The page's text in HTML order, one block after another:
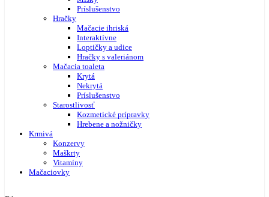
Príslušenstvo
Hračky
Mačacie ihriská
Interaktívne
Loptičky a udice
Hračky s valeriánom
Mačacia toaleta
Krytá
Nekrytá
Príslušenstvo
Starostlivosť
Kozmetické prípravky
Hrebene a nožničky
Krmivá
Konzervy
Maškrty
Vitamíny
Mačaciovky